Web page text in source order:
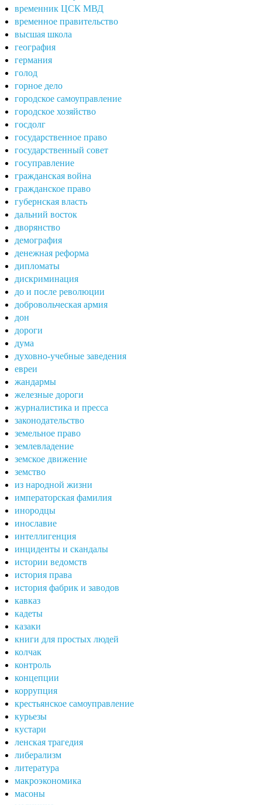
временник ЦСК МВД
временное правительство
высшая школа
география
германия
голод
горное дело
городское самоуправление
городское хозяйство
госдолг
государственное право
государственный совет
госуправление
гражданская война
гражданское право
губернская власть
дальний восток
дворянство
демография
денежная реформа
дипломаты
дискриминация
до и после революции
добровольческая армия
дон
дороги
дума
духовно-учебные заведения
евреи
жандармы
железные дороги
журналистика и пресса
законодательство
земельное право
землевладение
земское движение
земство
из народной жизни
императорская фамилия
инородцы
инославие
интеллигенция
инциденты и скандалы
истории ведомств
история права
история фабрик и заводов
кавказ
кадеты
казаки
книги для простых людей
колчак
контроль
концепции
коррупция
крестьянское самоуправление
курьезы
кустари
ленская трагедия
либерализм
литература
макроэкономика
масоны